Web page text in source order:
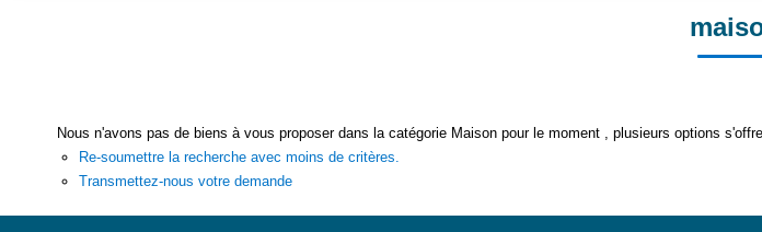
Nous n'avons pas de biens à vous proposer dans la catégorie Maison pour le moment , plusieurs options
Re-soumettre la recherche avec moins de critères.
Transmettez-nous votre demande